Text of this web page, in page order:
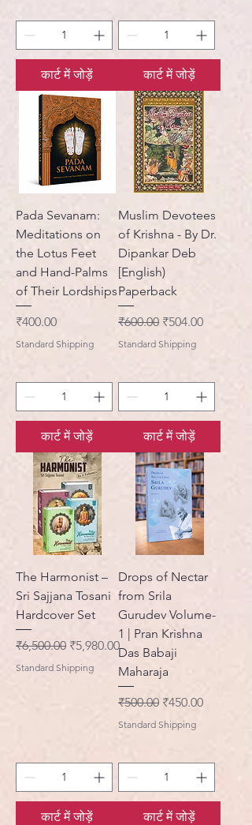
कार्ट में जोड़ें कार्ट में जोड़ें
Pada Sevanam:
Meditations on
the Lotus Feet
and Hand-Palms
of Their Lordships
मूल्य
₹400.00
Standard Shipping
कार्ट में जोड़ें
Muslim Devotees
of Krishna - By Dr.
Dipankar Deb
[English)
Paperback
नियमित मूल्य
₹600.00 बिक्री मूल्य
₹504.00
Standard Shipping
कार्ट में जोड़ें
The Harmonist –
Sri Sajjana Tosani
Hardcover Set
नियमित मूल्य
₹6,500.00 बिक्री मूल्य
₹5,980.00
Standard Shipping
कार्ट में जोड़ें
Drops of Nectar
from Srila
Gurudev Volume-
1 | Pran Krishna
Das Babaji
Maharaja
नियमित मूल्य
₹500.00 बिक्री मूल्य
₹450.00
Standard Shipping
कार्ट में जोड़ें